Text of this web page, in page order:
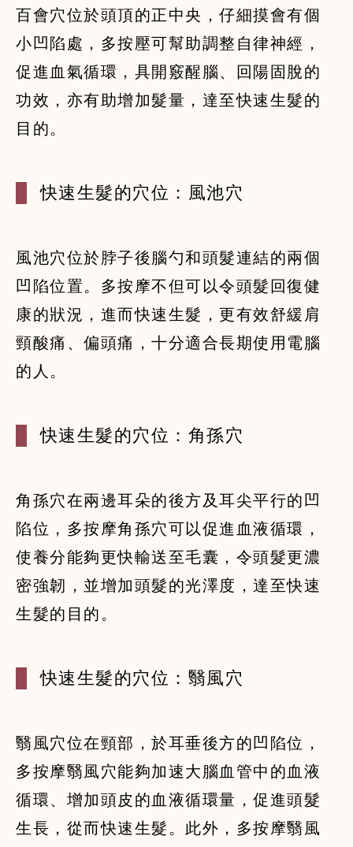
百會穴位於頭頂的正中央，仔細摸會有個
小凹陷處，多按壓可幫助調整自律神經，
促進血氣循環，具開竅醒腦、回陽固脫的
功效，亦有助增加髮量，達至快速生髮的
目的。
快速生髮的穴位：風池穴
風池穴位於脖子後腦勺和頭髮連結的兩個
凹陷位置。多按摩不但可以令頭髮回復健
康的狀況，進而快速生髮，更有效舒緩肩
頸酸痛、偏頭痛，十分適合長期使用電腦
的人。
快速生髮的穴位：角孫穴
角孫穴在兩邊耳朵的後方及耳尖平行的凹
陷位，多按摩角孫穴可以促進血液循環，
使養分能夠更快輸送至毛囊，令頭髮更濃
密強韌，並增加頭髮的光澤度，達至快速
生髮的目的。
快速生髮的穴位：翳風穴
翳風穴位在頸部，於耳垂後方的凹陷位，
多按摩翳風穴能夠加速大腦血管中的血液
循環、增加頭皮的血液循環量，促進頭髮
生長，從而快速生髮。此外，多按摩翳風